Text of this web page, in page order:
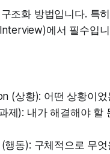
조화 방법입니다. 특
에서 필수입
(상황): 어떤 상황이었
제): 내가 해결해야 할
행동): 구체적으로 무엇